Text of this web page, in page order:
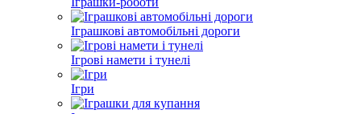
Іграшкові автомобільні дороги
Ігрові намети і тунелі
Ігри